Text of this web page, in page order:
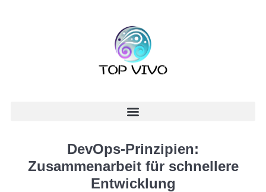
DevOps-Prinzipien:
Zusammenarbeit für schnellere
Entwicklung